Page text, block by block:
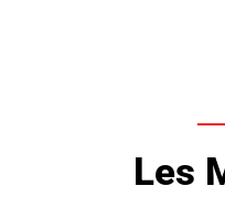
Les